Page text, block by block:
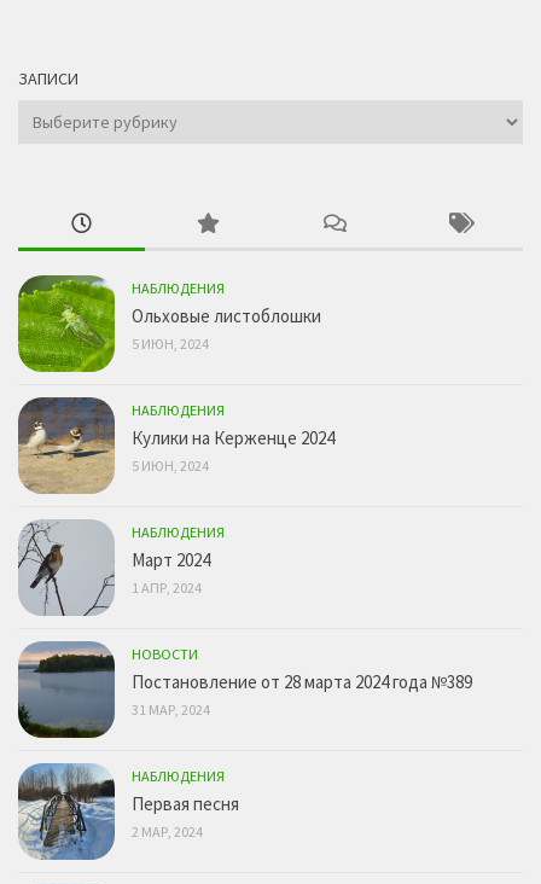
ЗАПИСИ
Записи
НАБЛЮДЕНИЯ
Ольховые листоблошки
5 ИЮН, 2024
НАБЛЮДЕНИЯ
Кулики на Керженце 2024
5 ИЮН, 2024
НАБЛЮДЕНИЯ
Март 2024
1 АПР, 2024
НОВОСТИ
Постановление от 28 марта 2024 года №389
31 МАР, 2024
НАБЛЮДЕНИЯ
Первая песня
2 МАР, 2024